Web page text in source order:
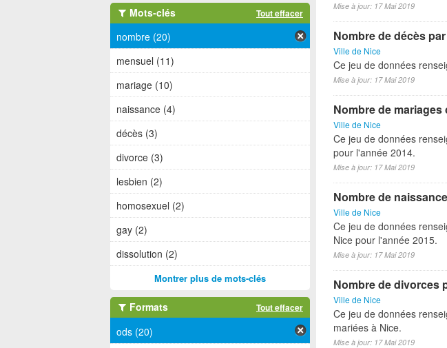
Mise à jour: 17 Mai 2019
Nombre de décès
Ville de Nice
Ce jeu de données
Mise à jour: 17 Mai 2019
Nombre de
Ville de Nice
Ce jeu de données
pour l'année 2014.
Mise à jour: 17 Mai 2019
Nombre de
Ville de Nice
Ce jeu de données
Nice pour l'année 2015.
Mise à jour: 17 Mai 2019
Nombre de divorces
Ville de Nice
Ce jeu de données
mariées à Nice.
Mise à jour: 17 Mai 2019
Mots-clés Tout effacer
nombre (20)
mensuel (11)
mariage (10)
naissance (4)
décès (3)
divorce (3)
lesbien (2)
homosexuel (2)
gay (2)
dissolution (2)
Montrer plus de mots-clés
Formats Tout effacer
ods (20)